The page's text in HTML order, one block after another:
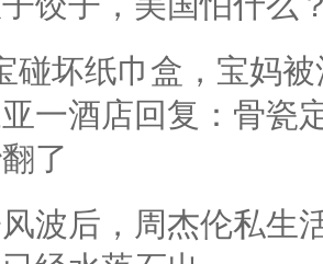
碰坏纸巾盒，宝妈
一酒店回复：骨瓷
了
波后，周杰伦私生